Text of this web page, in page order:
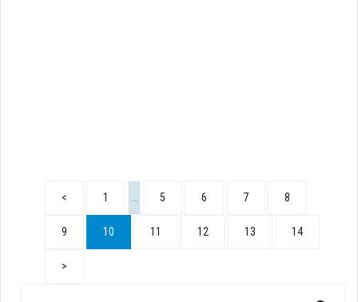
< 1 5 6 7 8
9 10 11 12 13 14
>